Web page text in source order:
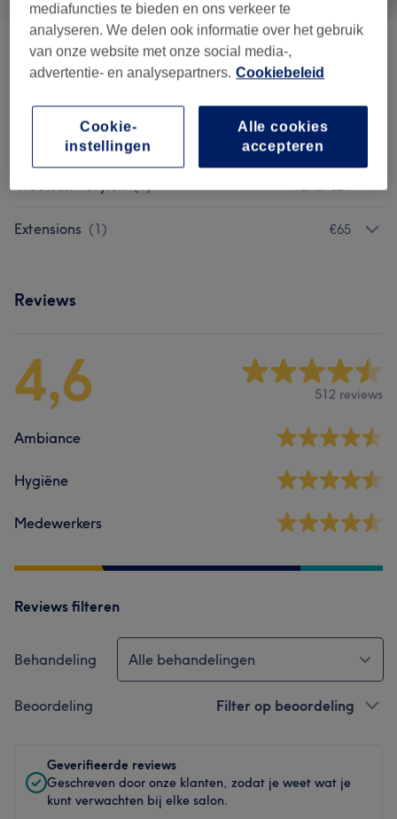
Hairstyling Kids (4) vanaf €7,75
Hairstyling DAMES (11 vanaf €37,50
Vrouwen - Stylen (1)
Extensions (1) €65
Reviews
4,6 512 reviews
Ambiance
Hygiëne
Medewerkers
Reviews filteren
Behandeling Alle behandelingen
Beoordeling Filter op beoordeling
Geverifieerde reviews
Geschreven door onze klanten, zodat je weet wat je
kunt verwachten bij elke salon.
mediafuncties te bieden en ons verkeer te
analyseren. We delen ook informatie over het gebruik
van onze website met onze social media-,
advertentie- en analysepartners. Cookiebeleid
Alle cookies
accepteren
Cookie-
instellingen